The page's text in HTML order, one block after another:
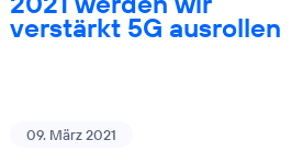
verstärkt 5G ausrollen
09. März 2021